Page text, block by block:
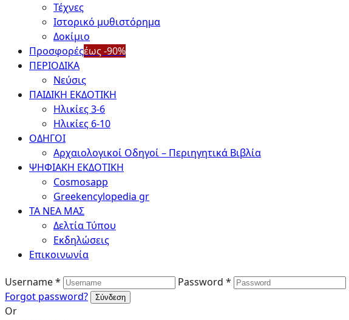
Τέχνες
Ιστορικό μυθιστόρημα
Δοκίμιο
Προσφορέςέως -90%
ΠΕΡΙΟΔΙΚΑ
Νεύσις
ΠΑΙΔΙΚΗ ΕΚΔΟΤΙΚΗ
Ηλικίες 3-6
Ηλικίες 6-10
ΟΔΗΓΟΙ
Αρχαιολογικοί Οδηγοί – Περιηγητικά Βιβλία
ΨΗΦΙΑΚΗ ΕΚΔΟΤΙΚΗ
Cosmosapp
Greekencylopedia gr
ΤΑ ΝΕΑ ΜΑΣ
Δελτία Τύπου
Εκδηλώσεις
Επικοινωνία
Username *
Password *
Forgot password?
Or